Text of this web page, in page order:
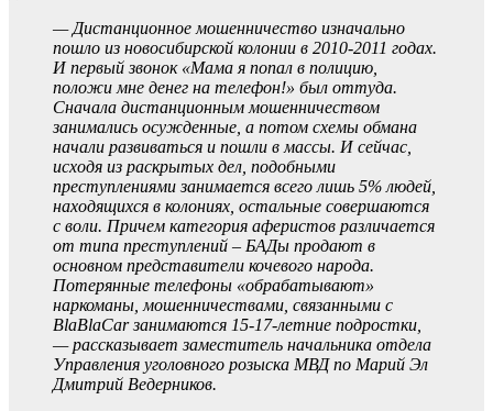
— Дистанционное мошенничество изначально
пошло из новосибирской колонии в 2010-2011 годах.
И первый звонок «Мама я попал в полицию,
положи мне денег на телефон!» был оттуда.
Сначала дистанционным мошенничеством
занимались осужденные, а потом схемы обмана
начали развиваться и пошли в массы. И сейчас,
исходя из раскрытых дел, подобными
преступлениями занимается всего лишь 5% людей,
находящихся в колониях, остальные совершаются
с воли. Причем категория аферистов различается
от типа преступлений – БАДы продают в
основном представители кочевого народа.
Потерянные телефоны «обрабатывают»
наркоманы, мошенничествами, связанными с
BlaBlaCar занимаются 15-17-летние подростки,
— рассказывает заместитель начальника отдела
Управления уголовного розыска МВД по Марий Эл
Дмитрий Ведерников.